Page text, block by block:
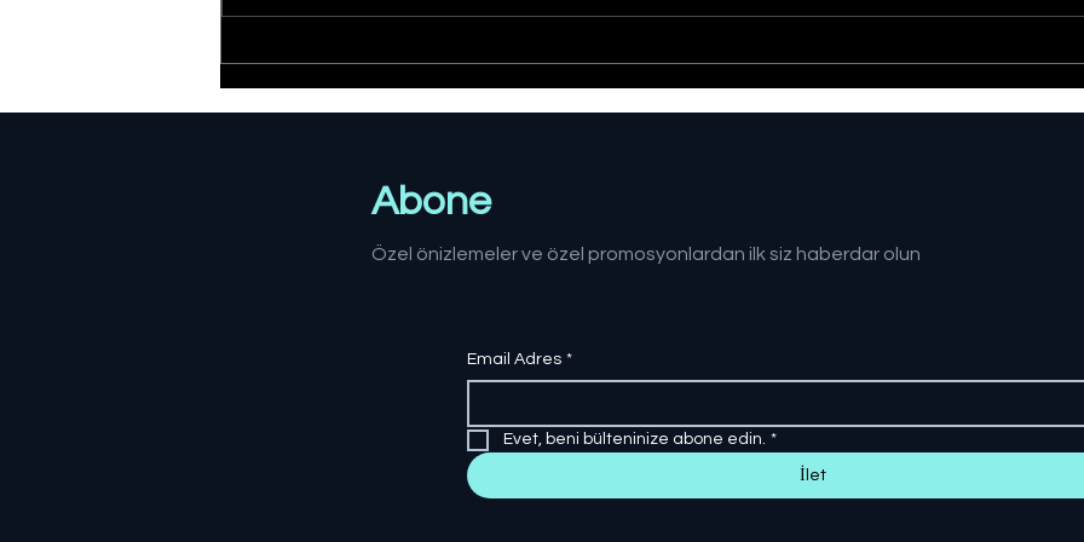
Düzce'de yangın:
Müdahale sürüyor
Sağlıklı Türkiye Yüzyılı
hedefine adım adım
Kişi
Abone
Özel önizlemeler ve özel promosyonlardan ilk siz haberdar olun
Email Adres *
Evet, beni bülteninize abone edin. *
İlet